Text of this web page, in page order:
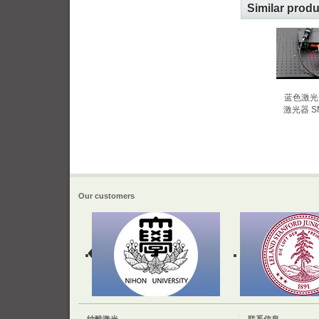
Similar
蓝色激
激光器
Our customers